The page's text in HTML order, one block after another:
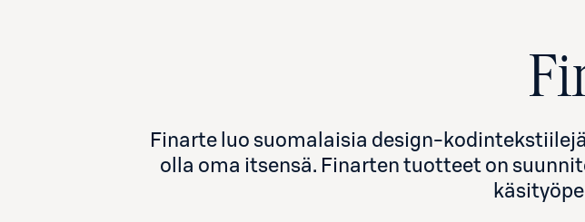
Finarte luo suomalaisia design-
olla oma itsensä. Finarten tuotteet on